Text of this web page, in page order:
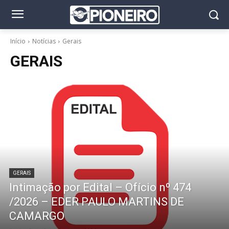
Início Notícias Gerais
GERAIS
GERAIS
Intimação por Edital – Ofício nº 474
/2026 – EDER PAULO MARTINS DE
CAMARGO